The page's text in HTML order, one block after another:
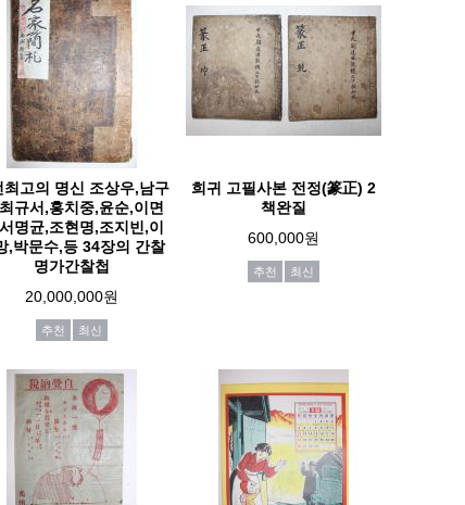
최고의 명신 조상우,남구
규서,홍치중,윤순,이면
명균,조현명,조지빈,이
,박문수,등 34장의 간찰
명가간찰첩
20,000,000원
추천 최신
희귀 고필사본 전정(篆正) 2
책완질
600,000원
추천 최신